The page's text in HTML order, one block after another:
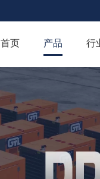
首页 产品 行